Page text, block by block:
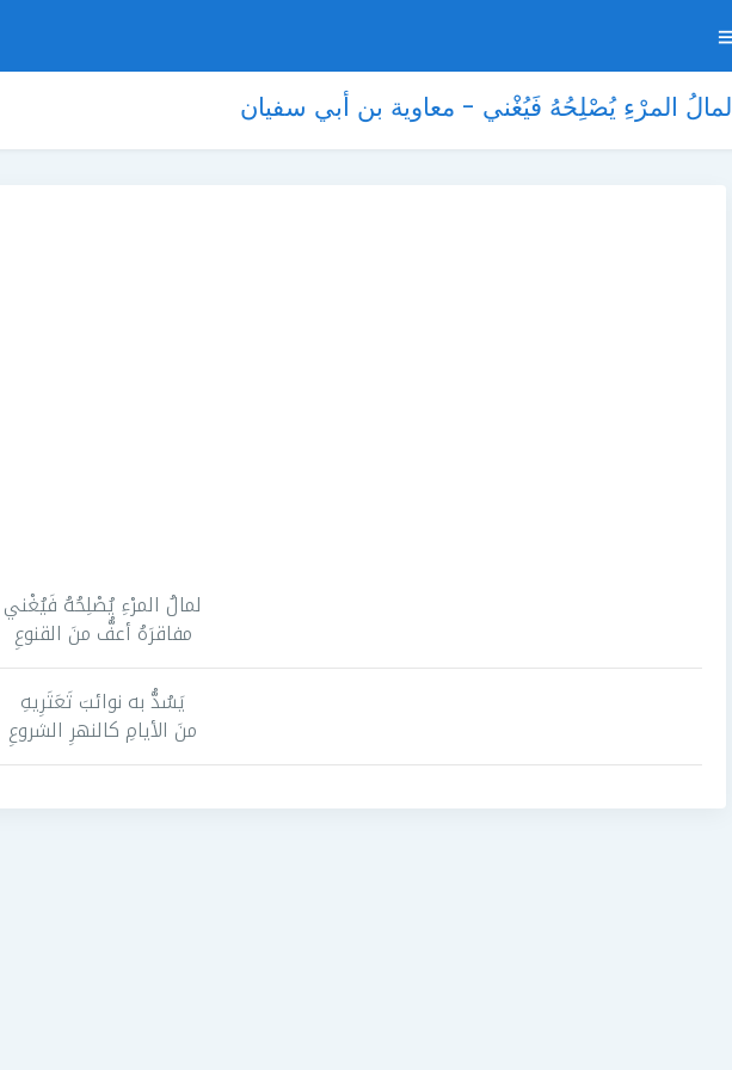
لمالُ المرْءِ يُصْلِحُهُ فَيُغْني - معاوية بن أبي سفيان
لمالُ المرْءِ يُصْلِحُهُ فَيُغْني
مفاقرَهُ أعفُّ منَ القنوعِ
يَسُدُّ به نوائبَ تَعَتَرِيهِ
منَ الأيامِ كالنهرِ الشروعِ